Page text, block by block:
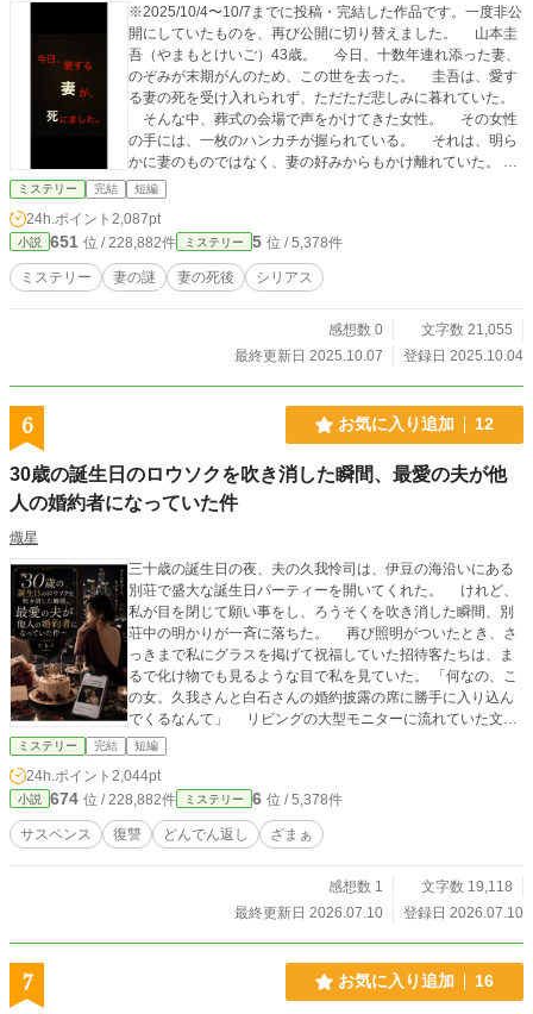
※2025/10/4〜10/7までに投稿・完結した作品です。一度非公
開にしていたものを、再び公開に切り替えました。 山本圭
吾（やまもとけいご）43歳。 今日、十数年連れ添った妻、
のぞみが末期がんのため、この世を去った。 圭吾は、愛す
る妻の死を受け入れられず、ただただ悲しみに暮れていた。
そんな中、葬式の会場で声をかけてきた女性。 その女性
の手には、一枚のハンカチが握られている。 それは、明ら
かに妻のものではなく、妻の好みからもかけ離れていた。
圭吾は訝しみながらも、そのハンカチを受け取る。 これか
ら何が始まるとも知らないで。 圭吾は、死んだ妻をめぐる
『謎』に知らず知らず足を踏み入れていくーーー。 ※作品の
無断転載、AI学習など一切を固くお断りいたします。（Do no
t reupload / use my writing for any purposes, including for A
I）
ミステリー 完結 短編
24h.ポイント 2,087pt
小説 651 位 / 228,882件 ミステリー 5 位 / 5,378件
ミステリー 妻の謎 妻の死後 シリアス
感想数 0
文字数 21,055
最終更新日 2025.10.07
登録日 2025.10.04
6 お気に入り追加 12
30歳の誕生日のロウソクを吹き消した瞬間、最愛の夫が他
人の婚約者になっていた件
熾星
三十歳の誕生日の夜、夫の久我怜司は、伊豆の海沿いにある
別荘で盛大な誕生日パーティーを開いてくれた。 けれど、
私が目を閉じて願い事をし、ろうそくを吹き消した瞬間、別
荘中の明かりが一斉に落ちた。 再び照明がついたとき、さ
っきまで私にグラスを掲げて祝福していた招待客たちは、ま
るで化け物でも見るような目で私を見ていた。 「何なの、こ
の女。久我さんと白石さんの婚約披露の席に勝手に入り込ん
でくるなんて」 リビングの大型モニターに流れていた文字
も、「佐倉澪さん、お誕生日おめでとう」から、「久我怜司
＆白石莉奈 ご婚約おめでとうございます」に変わってい
た。 私は混乱したまま怜司の袖をつかんだ。けれど、彼の
母親だという千鶴子に頬を叩かれ、床に倒された。彼女は精
神科病院の診断書のコピーを私の顔に投げつけ、私は妄想癖
のあるストーカーだと、冷たい声で周囲に告げた。 親友の
合が悪くなったの？ 大学を出てからずっと独り身だったじ
ゃない。夫なんて、どこにいるの？」 その瞬間、私はよう
最初から存在していなかったのだと。
ミステリー 完結 短編
24h.ポイント 2,044pt
小説 674 位 / 228,882件 ミステリー 6 位 / 5,378件
サスペンス 復讐 どんでん返し ざまぁ
感想数 1
文字数 19,118
最終更新日 2026.07.10
登録日 2026.07.10
7 お気に入り追加 16